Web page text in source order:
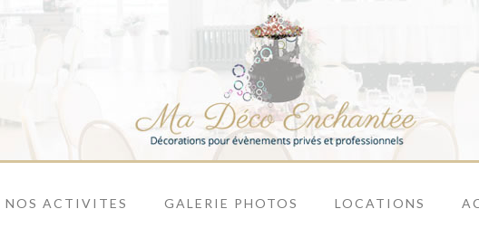
NOS ACTIVITES GALERIE PHOTOS LOCATIONS